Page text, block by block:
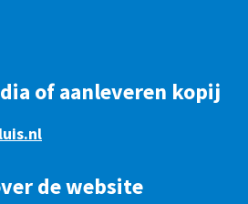
of aanleveren kopij
de website